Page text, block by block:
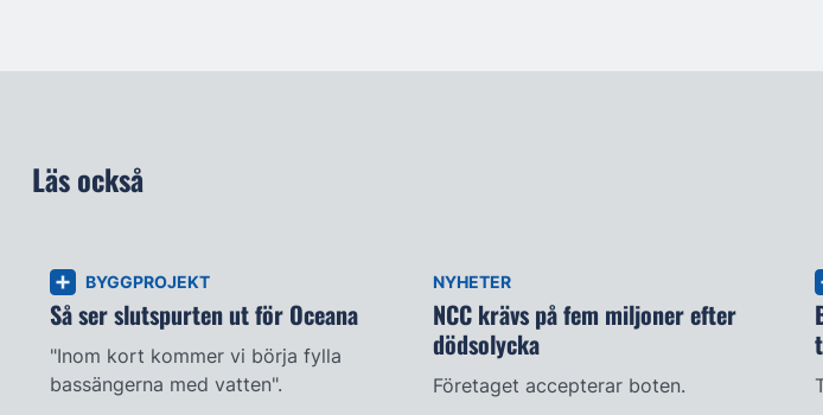
Läs också
BYGGPROJEKT
Så ser slutspurten ut för Oceana
"Inom kort kommer vi börja fylla
bassängerna med vatten".
NYHETER
NCC krävs på fem miljoner efter
dödsolycka
Företaget accepterar boten.